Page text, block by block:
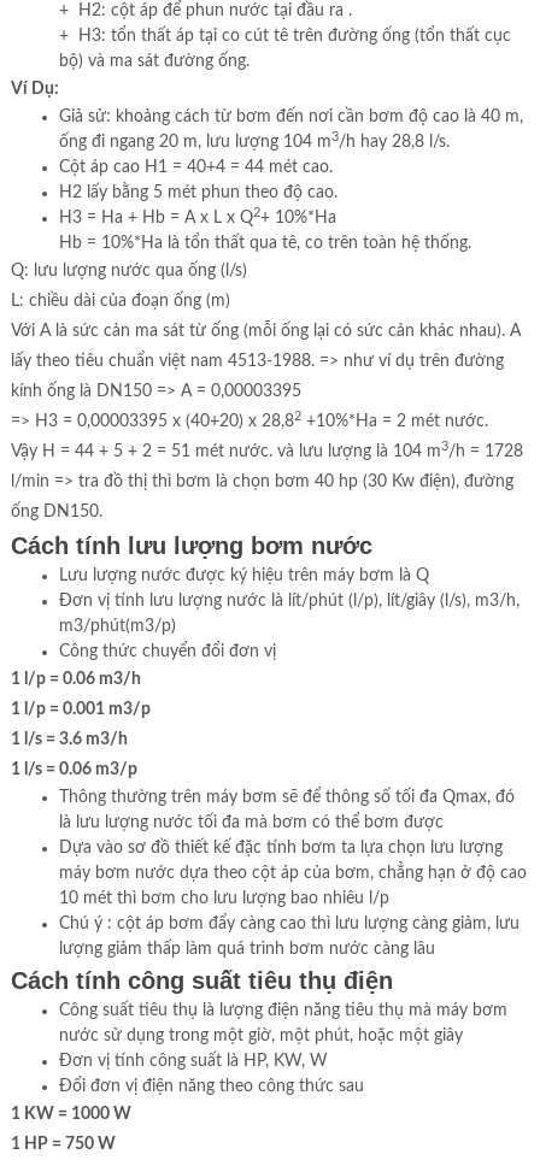
+ H2: cột áp để phun nước tại đầu ra .
+ H3: tổn thất áp tại co cút tê trên đường ống (tổn thất cục
bộ) và ma sát đường ống.
Ví Dụ:
Giả sử: khoảng cách từ bơm đến nơi cần bơm độ cao là 40 m,
ống đi ngang 20 m, lưu lượng 104 m3/h hay 28,8 l/s.
Cột áp cao H1 = 40+4 = 44 mét cao.
H2 lấy bằng 5 mét phun theo độ cao.
H3 = Ha + Hb = A x L x Q2+ 10%*Ha
Hb = 10%*Ha là tổn thất qua tê, co trên toàn hệ thống.
Q: lưu lượng nước qua ống (l/s)
L: chiều dài của đoạn ống (m)
Với A là sức cản ma sát từ ống (mỗi ống lại có sức cản khác nhau). A
lấy theo tiêu chuẩn việt nam 4513-1988. => như ví dụ trên đường
kính ống là DN150 => A = 0,00003395
=> H3 = 0,00003395 x (40+20) x 28,82+10%*Ha = 2 mét nước.
Vậy H = 44 + 5 + 2 = 51 mét nước. và lưu lượng là 104 m3/h = 1728
l/min => tra đồ thị thì bơm là chọn bơm 40 hp (30 Kw điện), đường
ống DN150.
Cách tính lưu lượng bơm nước
Lưu lượng nước được ký hiệu trên máy bơm là Q
Đơn vị tính lưu lượng nước là lít/phút (l/p), lít/giây (l/s), m3/h,
m3/phút(m3/p)
Công thức chuyển đổi đơn vị
1 l/p = 0.06 m3/h
1 l/p = 0.001 m3/p
1 l/s = 3.6 m3/h
1 l/s = 0.06 m3/p
Thông thường trên máy bơm sẽ để thông số tối đa Qmax, đó
là lưu lượng nước tối đa mà bơm có thể bơm được
Dựa vào sơ đồ thiết kế đặc tính bơm ta lựa chọn lưu lượng
máy bơm nước dựa theo cột áp của bơm, chẳng hạn ở độ cao
10 mét thì bơm cho lưu lượng bao nhiêu l/p
Chú ý : cột áp bơm đẩy càng cao thì lưu lượng càng giảm, lưu
lượng giảm thấp làm quá trình bơm nước càng lâu
Cách tính công suất tiêu thụ điện
Công suất tiêu thụ là lượng điện năng tiêu thụ mà máy bơm
nước sử dụng trong một giờ, một phút, hoặc một giây
Đơn vị tính công suất là HP, KW, W
Đổi đơn vị điện năng theo công thức sau
1 KW = 1000 W
1 HP = 750 W